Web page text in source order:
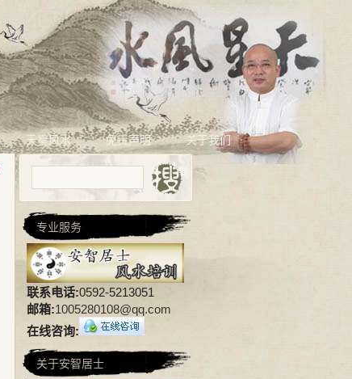
天星风水 免责声明 关于我们
专业服务
联系电话:0592-5213051
邮箱:1005280108@qq.com
在线咨询:
关于安智居士